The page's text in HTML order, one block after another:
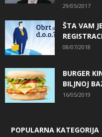
29/05/2017
ŠTA VAM
08/07/2018
BURGER
BILJNOJ
16/05/2019
POPULARNA KATEGORIJA